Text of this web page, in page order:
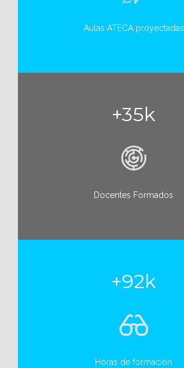
Aulas ATECA proyectadas
+35k
Docentes Formados
+92k
Horas de formación